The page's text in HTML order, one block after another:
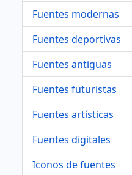
Fuentes modernas
Fuentes deportivas
Fuentes antiguas
Fuentes futuristas
Fuentes artísticas
Fuentes digitales
Iconos de fuentes